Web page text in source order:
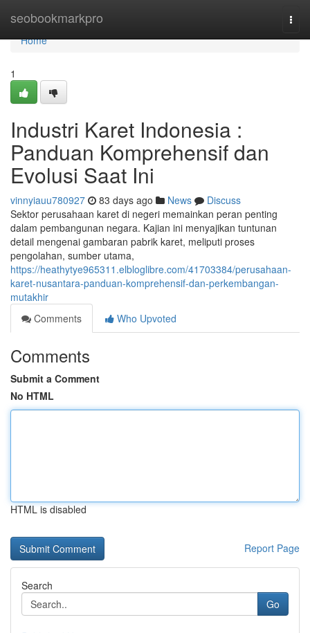
seobookmarkpro
Home
Home
1
Industri Karet Indonesia :
Panduan Komprehensif dan
Evolusi Saat Ini
vinnyiauu780927 83 days ago News
Discuss
Sektor perusahaan karet di negeri memainkan peran penting
dalam pembangunan negara. Kajian ini menyajikan tuntunan
detail mengenai gambaran pabrik karet, meliputi proses
pengolahan, sumber utama,
https://heathytye965311.elbloglibre.com/41703384/perusahaan-
karet-nusantara-panduan-komprehensif-dan-perkembangan-
mutakhir
Comments
Who Upvoted
Comments
Submit a Comment
No HTML
HTML is disabled
Report Page
Search
Go